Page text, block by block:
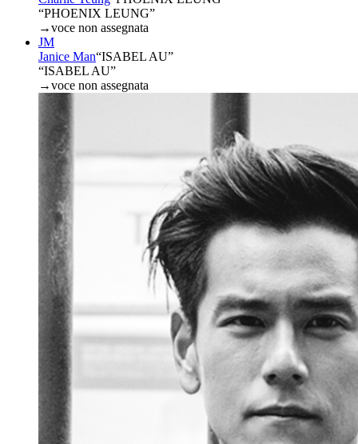
“PHOENIX LEUNG”
→voce non assegnata
JM
Janice Man“ISABEL AU”
“ISABEL AU”
→voce non assegnata